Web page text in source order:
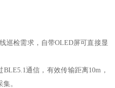
巡检需求，自带OLED屏可直接显
通信，有效传输距离10m，
。